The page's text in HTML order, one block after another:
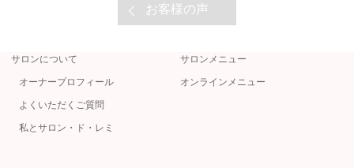
お客様の声
サロンについて
オーナープロフィール
よくいただくご質問
私とサロン・ド・レミ
サロンメニュー
オンラインメニュー